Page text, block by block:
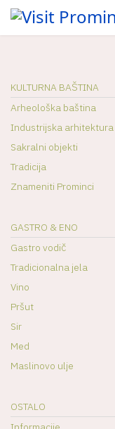
KULTURNA BAŠTINA
Arheološka baština
Industrijska arhitektura
Sakralni objekti
Tradicija
Znameniti Prominci
GASTRO & ENO
Gastro vodič
Tradicionalna jela
Vino
Pršut
Sir
Med
Maslinovo ulje
OSTALO